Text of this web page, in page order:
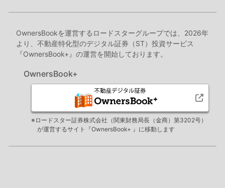
OwnersBookを運営するロードスターグループでは、2026年
より、不動産特化型のデジタル証券（ST）投資サービス
『OwnersBook+』の運営を開始しております。
OwnersBook+
※ロードスター証券株式会社（関東財務局長（金商）第3202号）
が運営するサイト『OwnersBook+ 』に移動します